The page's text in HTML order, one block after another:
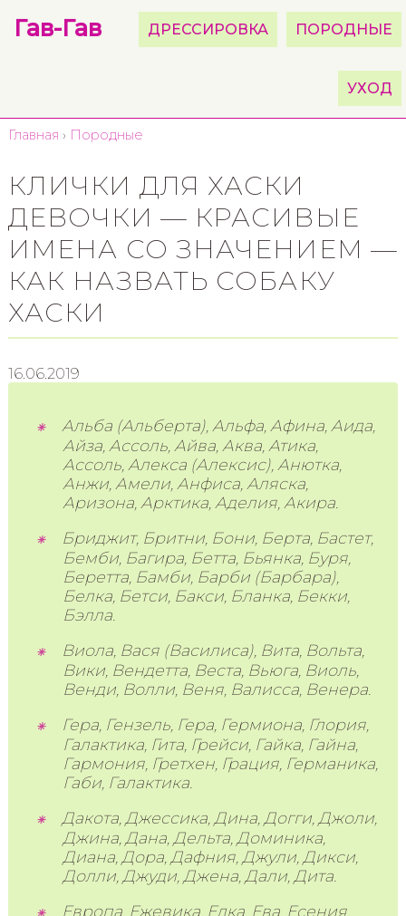
Гав-Гав ДРЕССИРОВКА ПОРОДНЫЕ
УХОД
Главная › Породные
КЛИЧКИ ДЛЯ ХАСКИ
ДЕВОЧКИ — КРАСИВЫЕ
ИМЕНА СО ЗНАЧЕНИЕМ —
КАК НАЗВАТЬ СОБАКУ
ХАСКИ
16.06.2019
Альба (Альберта), Альфа, Афина, Аида,
Айза, Ассоль, Айва, Аква, Атика,
Ассоль, Алекса (Алексис), Анютка,
Анжи, Амели, Анфиса, Аляска,
Аризона, Арктика, Аделия, Акира.
Бриджит, Бритни, Бони, Берта, Бастет,
Бемби, Багира, Бетта, Бьянка, Буря,
Беретта, Бамби, Барби (Барбара),
Белка, Бетси, Бакси, Бланка, Бекки,
Бэлла.
Виола, Вася (Василиса), Вита, Вольта,
Вики, Вендетта, Веста, Вьюга, Виоль,
Венди, Волли, Веня, Валисса, Венера.
Гера, Гензель, Гера, Гермиона, Глория,
Галактика, Гита, Грейси, Гайка, Гайна,
Гармония, Гретхен, Грация, Германика,
Габи, Галактика.
Дакота, Джессика, Дина, Догги, Джоли,
Джина, Дана, Дельта, Доминика,
Диана, Дора, Дафния, Джули, Дикси,
Долли, Джуди, Джена, Дали, Дита.
Европа, Ежевика, Елка, Ева, Есения,